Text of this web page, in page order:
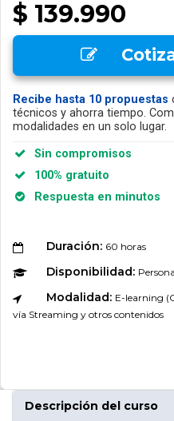
$ 139.990
Recibe hasta 10 propuestas
técnicos y ahorra tiempo.
modalidades en un solo lugar.
Sin compromisos
100% gratuito
Respuesta en minutos
Duración: 60 horas
Disponibilidad:
Modalidad: E-learning
vía Streaming y otros contenidos
Descripción del curso